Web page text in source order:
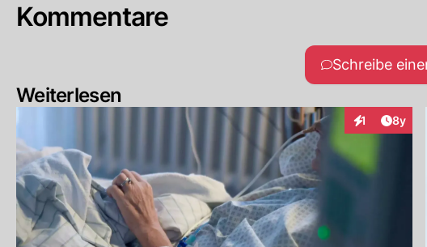
Kommentare
Schreibe
Weiterlesen
1
Interaktionen
8y